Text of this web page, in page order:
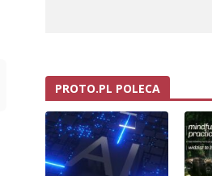
PROTO.PL POLECA